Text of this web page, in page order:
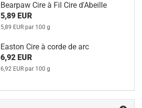
Bearpaw Cire à Fil Cire d'Abeille
5,89 EUR
5,89 EUR par 100 g
Easton Cire à corde de arc
6,92 EUR
6,92 EUR par 100 g